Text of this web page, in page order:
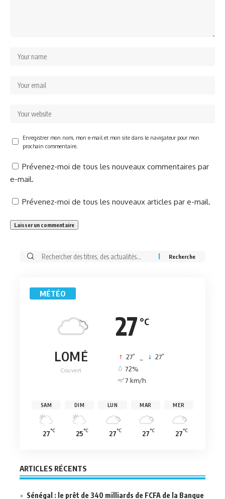
Enregistrer mon nom, mon e-mail et mon site dans le navigateur pour mon
prochain commentaire.
Prévenez-moi de tous les nouveaux commentaires par
e-mail.
Prévenez-moi de tous les nouveaux articles par e-mail.
Rechercher:
MÉTÉO
27 °C
LOMÉ
Couvert
27° 27°
72%
7 km/h
SAM
27°C
DIM
25°C
LUN
27°C
MAR
27°C
MER
27°C
ARTICLES RÉCENTS
Sénégal : le prêt de 340 milliards de FCFA de la Banque